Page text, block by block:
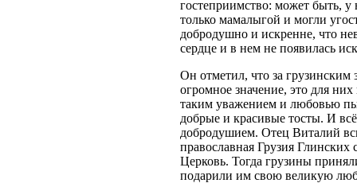
гостеприимство: может быть, у
только мамалыгой и могли
добродушно и искренне, что
сердце и в нем не появилась
Он отметил, что за грузинским
огромное значение, это для
таким уважением и любовью
добрые и красивые тосты. И
добродушием. Отец Виталий
православная Грузия Глинских
Церковь. Тогда грузины
подарили им свою великую